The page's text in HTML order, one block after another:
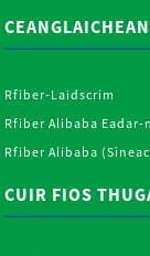
Rfiber-Laidscrim
Rfiber Alibaba Eadar-
Rfiber Alibaba
CUIR FIOS